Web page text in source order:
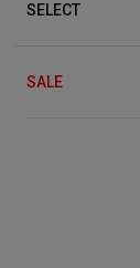
SELECT
SALE